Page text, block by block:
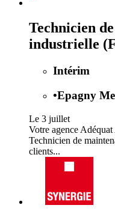
Technicien
industrielle
Intérim
•Epagny
Le 3 juillet
Votre agence
Technicien de
clients...